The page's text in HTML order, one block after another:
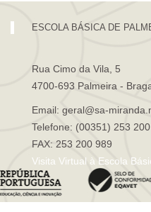
ESCOLA BÁSICA DE
Rua Cimo da Vila, 5
4700-693 Palmeira -
Email: geral@sa-
Telefone: (00351) 253 200
FAX: 253 200 989
Visita Virtual à Escola